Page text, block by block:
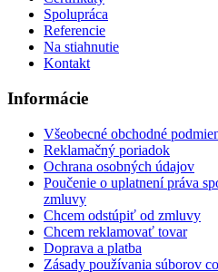
Spolupráca
Referencie
Na stiahnutie
Kontakt
Informácie
Všeobecné obchodné
Reklamačný poriadok
Ochrana osobných údajov
Poučenie o uplatnení práva
zmluvy
Chcem odstúpiť od zmluvy
Chcem reklamovať tovar
Doprava a platba
Zásady používania súborov